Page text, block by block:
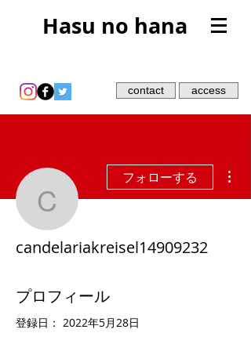
Hasu no hana
contact access
フォローする
candelariakreisel14909232
プロフィール
登録日： 2022年5月28日